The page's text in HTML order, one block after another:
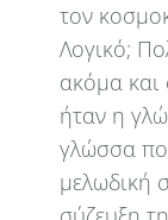
τον
Λογικό;
ακόμα
ήταν η
γλώσσα
μελωδική